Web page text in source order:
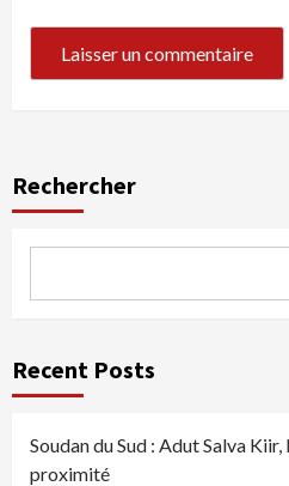
Rechercher
Recent Posts
Soudan du Sud : Adut Salva
proximité